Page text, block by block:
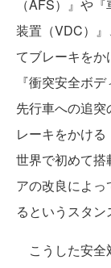
（AFS）』や
装置（VDC）
てブレーキを
『衝突安全ボ
先行車への追
レーキをかけ
世界で初めて搭
アの改良によ
るというスタン
こうした安全